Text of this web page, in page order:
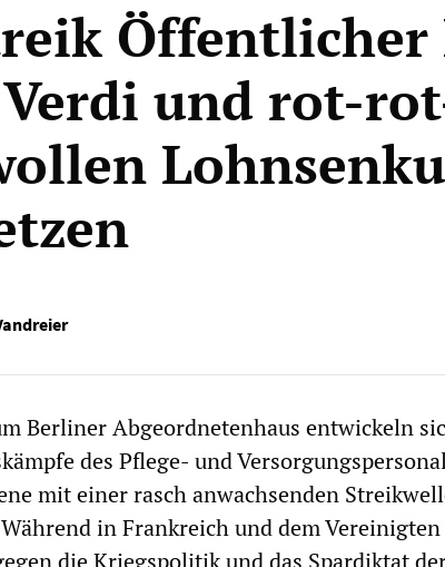
Öffentlicher
und rot-
Berliner Abgeordnetenhaus entwickeln
des Pflege- und
mit einer rasch anwachsenden
in Frankreich und dem
die Kriegspolitik und das Spardiktat